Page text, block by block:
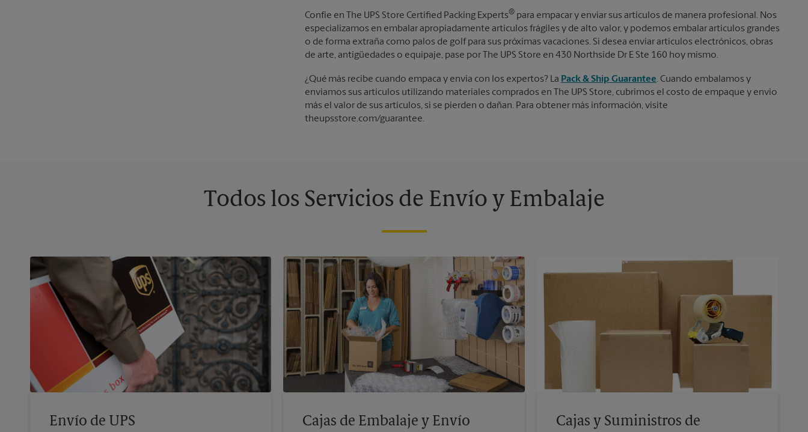
Confíe en The UPS Store Certified Packing Experts® para empacar y enviar sus artículos de manera profesional. Nos
especializamos en embalar apropiadamente artículos frágiles y de alto valor, y podemos embalar artículos grandes
o de forma extraña como palos de golf para sus próximas vacaciones. Si desea enviar artículos electrónicos, obras
de arte, antigüedades o equipaje, pase por The UPS Store en 430 Northside Dr E Ste 160 hoy mismo.
¿Qué más recibe cuando empaca y envía con los expertos? La Pack & Ship Guarantee. Cuando embalamos y
enviamos sus artículos utilizando materiales comprados en The UPS Store, cubrimos el costo de empaque y envío
más el valor de sus artículos, si se pierden o dañan. Para obtener más información, visite
theupsstore.com/guarantee.
Todos los Servicios de Envío y Embalaje
Envío de UPS Cajas de Embalaje y Envío
Cajas y Suministros de